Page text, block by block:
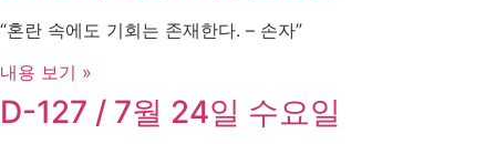
“혼란 속에도 기회는 존재한다. – 손자”
내용 보기 »
D-127 / 7월 24일 수요일